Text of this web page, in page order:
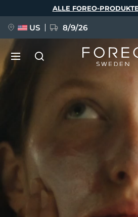
ALLE FOREO-
US 8/9/26
BREAKING NEWS
issa™ Teeth Whitening Set
Français
Türkçe
简体中文